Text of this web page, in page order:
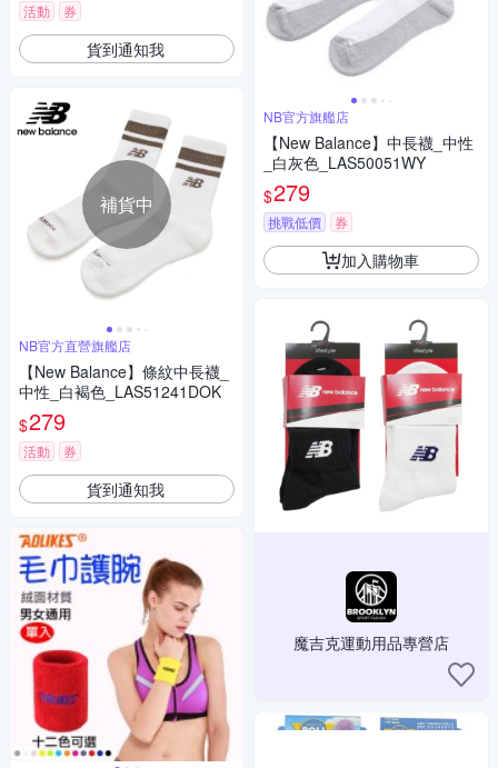
活動 券
貨到通知我
補貨中
NB官方直營旗艦店
【New Balance】條紋中長襪_
中性_白褐色_LAS51241DOK
$279
活動 券
貨到通知我
NB官方旗艦店
【New Balance】中長襪_中性
_白灰色_LAS50051WY
$279
挑戰低價 券
加入購物車
魔吉克運動用品專營店